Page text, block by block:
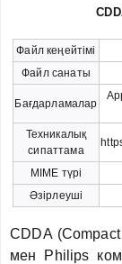
Файл кеңейтімі
Файл санаты
Бағдарламалар
Техникалық
сипаттама
MIME түрі
Әзірлеуші
CDDA
мен Philips